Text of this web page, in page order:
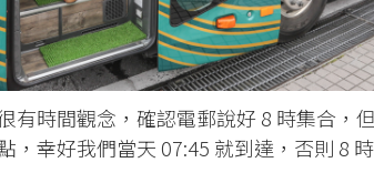
有時間觀念，確認電郵說好 8 時集合，
，幸好我們當天 07:45 就到達，否則 8